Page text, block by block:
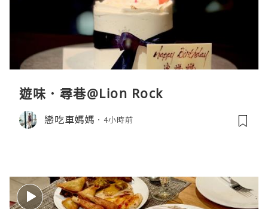
遊味．尋巷@Lion Rock
戀吃車媽媽 4小時前